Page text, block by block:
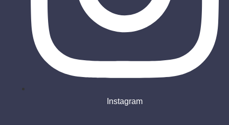
Instagram